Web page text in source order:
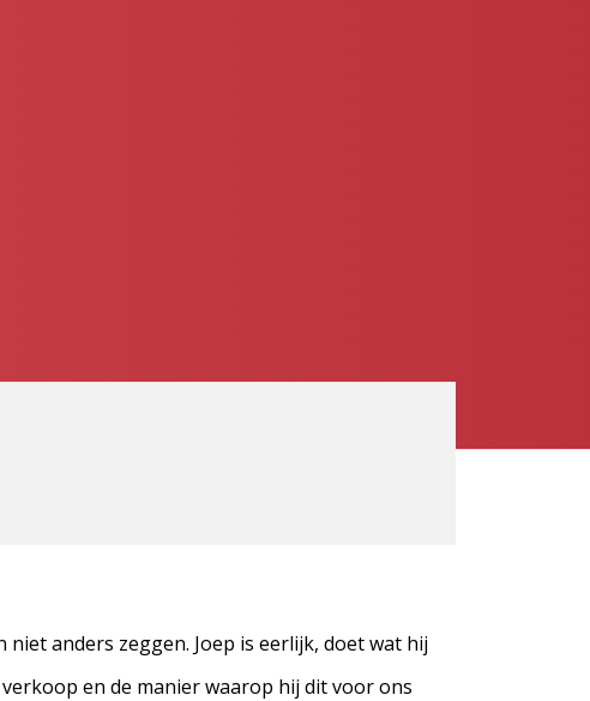
anders zeggen. Joep is eerlijk, doet wat hij
en de manier waarop hij dit voor ons